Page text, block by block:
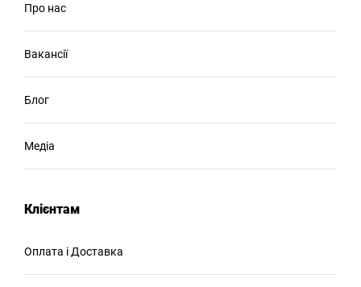
Про нас
Вакансії
Блог
Медіа
Клієнтам
Оплата і Доставка